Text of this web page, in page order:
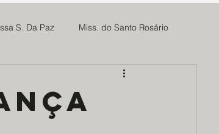
S. Da Paz Miss. do Santo Rosário
Fundação Cultural Cristo Rei